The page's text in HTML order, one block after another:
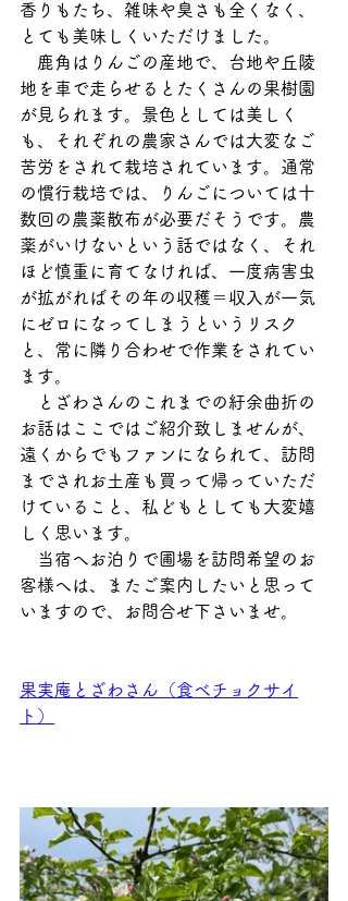
香りもたち、雑味や臭さも全くなく、
とても美味しくいただけました。
鹿角はりんごの産地で、台地や丘陵
地を車で走らせるとたくさんの果樹園
が見られます。景色としては美しく
も、それぞれの農家さんでは大変なご
苦労をされて栽培されています。通常
の慣行栽培では、りんごについては十
数回の農薬散布が必要だそうです。農
薬がいけないという話ではなく、それ
ほど慎重に育てなければ、一度病害虫
が拡がればその年の収穫＝収入が一気
にゼロになってしまうというリスク
と、常に隣り合わせで作業をされてい
ます。
とざわさんのこれまでの紆余曲折の
お話はここではご紹介致しませんが、
遠くからでもファンになられて、訪問
までされお土産も買って帰っていただ
けていること、私どもとしても大変嬉
しく思います。
当宿へお泊りで圃場を訪問希望のお
客様へは、またご案内したいと思って
いますので、お問合せ下さいませ。
果実庵とざわさん（食べチョクサイ
ト）